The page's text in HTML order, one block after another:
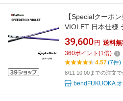
【Specialクーポ
VIOLET 日本仕様
シャフト フジク
スピーダー NX バ
バーナーミニ ステ
bendFUKUOKA
39,600 円 送料
360ポイント (1倍)
4.57(7件)
8/11 10:00までの注文
bendFUKUOKA